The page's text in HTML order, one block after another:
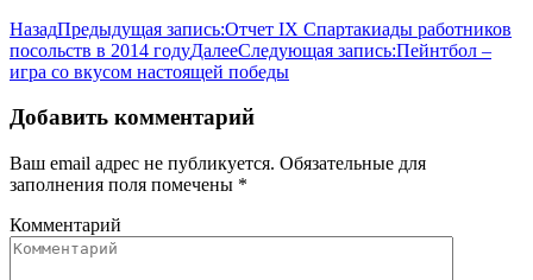
НазадПредыдущая запись:Отчет IX Спартакиады работников
посольств в 2014 годуДалееСледующая запись:Пейнтбол –
игра со вкусом настоящей победы
Добавить комментарий
Ваш email адрес не публикуется. Обязательные для
заполнения поля помечены *
Комментарий